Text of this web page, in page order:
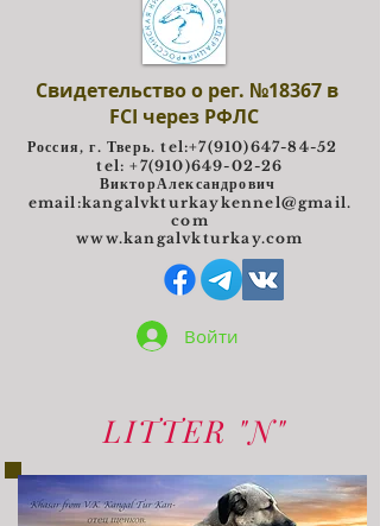
Свидетельство о рег. №18367 в
FCI через РФЛС
Россия, г. Тверь. tel:+7(910)647-84-52
tel: +7(910)649-02-26
ВикторАлександрович
email:kangalvkturkaykennel@gmail.
com
www.kangalvkturkay.com
Войти
LITTER "N"